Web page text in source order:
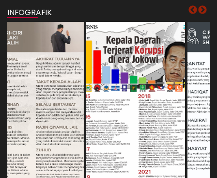
INFOGRAFIK